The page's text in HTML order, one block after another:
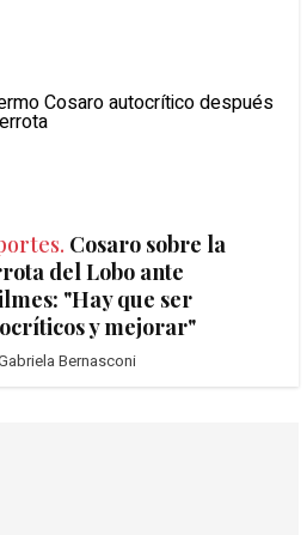
Cosaro sobre la
del Lobo ante
"Hay que ser
y mejorar"
Bernasconi